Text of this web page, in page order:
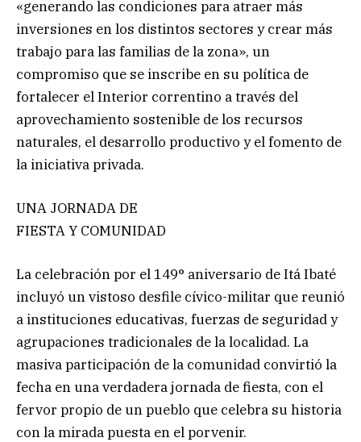
«generando las condiciones para atraer más
inversiones en los distintos sectores y crear más
trabajo para las familias de la zona», un
compromiso que se inscribe en su política de
fortalecer el Interior correntino a través del
aprovechamiento sostenible de los recursos
naturales, el desarrollo productivo y el fomento de
la iniciativa privada.
UNA JORNADA DE
FIESTA Y COMUNIDAD
La celebración por el 149° aniversario de Itá Ibaté
incluyó un vistoso desfile cívico-militar que reunió
a instituciones educativas, fuerzas de seguridad y
agrupaciones tradicionales de la localidad. La
masiva participación de la comunidad convirtió la
fecha en una verdadera jornada de fiesta, con el
fervor propio de un pueblo que celebra su historia
con la mirada puesta en el porvenir.